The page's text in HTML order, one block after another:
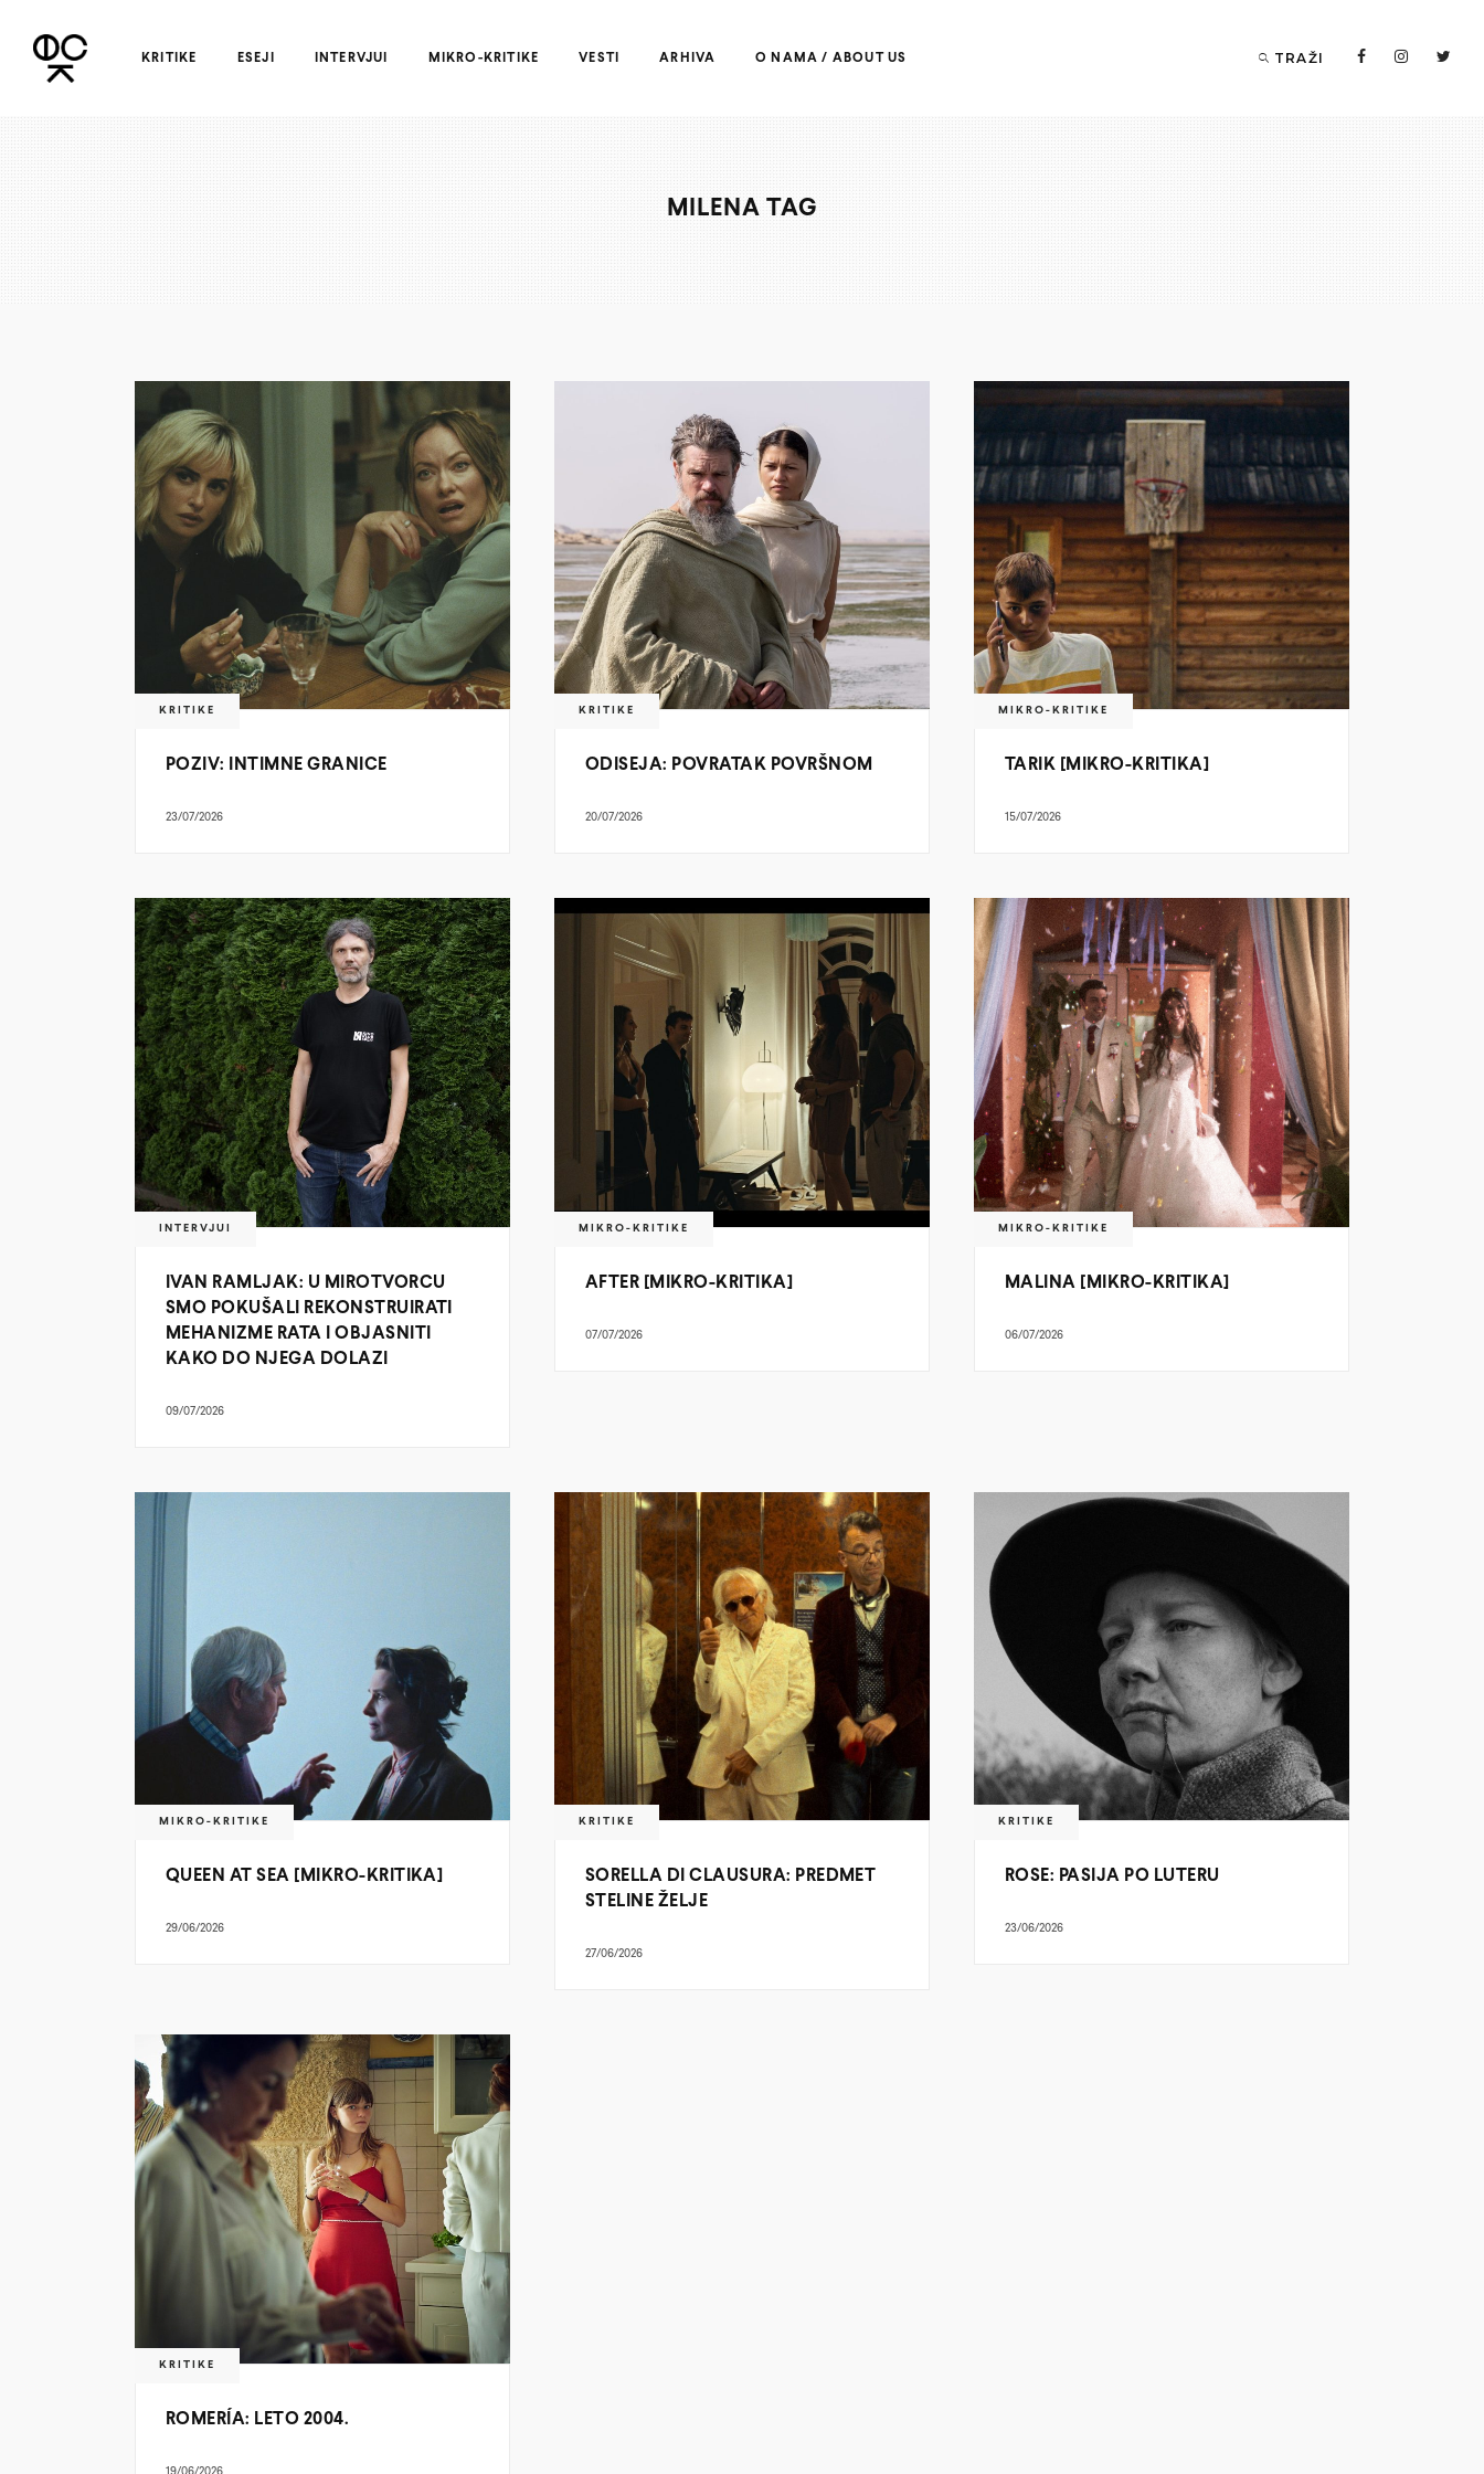
KRITIKE ESEJI INTERVJUI MIKRO-KRITIKE VESTI ARHIVA O NAMA / ABOUT US TRAŽI
MILENA TAG
KRITIKE
POZIV: INTIMNE GRANICE
23/07/2026
KRITIKE
ODISEJA: POVRATAK POVRŠNOM
20/07/2026
MIKRO-KRITIKE
TARIK [MIKRO-KRITIKA]
15/07/2026
INTERVJUI
IVAN RAMLJAK: U MIROTVORCU
SMO POKUŠALI REKONSTRUIRATI
MEHANIZME RATA I OBJASNITI
KAKO DO NJEGA DOLAZI
09/07/2026
MIKRO-KRITIKE
AFTER [MIKRO-KRITIKA]
07/07/2026
MIKRO-KRITIKE
MALINA [MIKRO-KRITIKA]
06/07/2026
MIKRO-KRITIKE
QUEEN AT SEA [MIKRO-KRITIKA]
29/06/2026
KRITIKE
SORELLA DI CLAUSURA: PREDMET
STELINE ŽELJE
27/06/2026
KRITIKE
ROSE: PASIJA PO LUTERU
23/06/2026
KRITIKE
ROMERÍA: LETO 2004.